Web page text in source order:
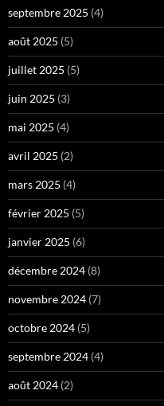
septembre 2025 (4)
août 2025 (5)
juillet 2025 (5)
juin 2025 (3)
mai 2025 (4)
avril 2025 (2)
mars 2025 (4)
février 2025 (5)
janvier 2025 (6)
décembre 2024 (8)
novembre 2024 (7)
octobre 2024 (5)
septembre 2024 (4)
août 2024 (2)